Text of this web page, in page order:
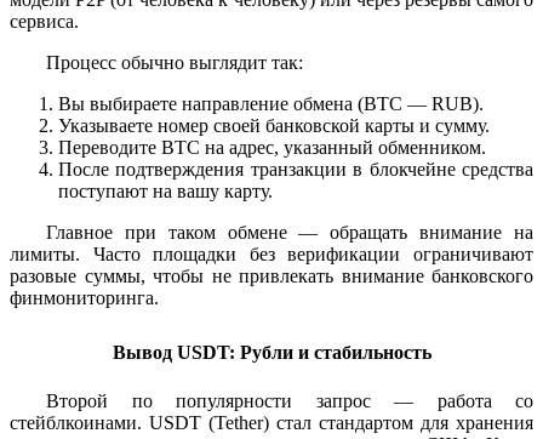
сервиса.
Процесс обычно выглядит так:
Вы выбираете направление обмена (BTC — RUB).
Указываете номер своей банковской карты и сумму.
Переводите BTC на адрес, указанный обменником.
После подтверждения транзакции в блокчейне средства
поступают на вашу карту.
Главное при таком обмене — обращать внимание на
лимиты. Часто площадки без верификации ограничивают
разовые суммы, чтобы не привлекать внимание банковского
финмониторинга.
Вывод USDT: Рубли и стабильность
Второй по популярности запрос — работа со
стейблкоинами. USDT (Tether) стал стандартом для хранения